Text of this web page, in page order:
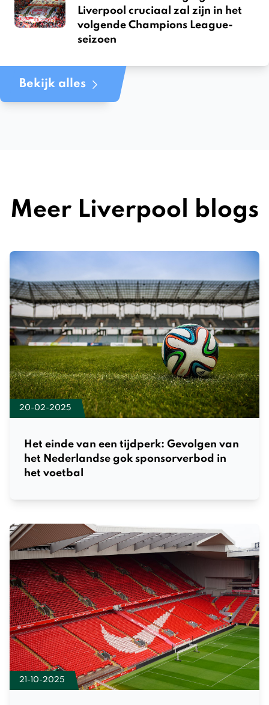
Liverpool cruciaal zal zijn in het
volgende Champions League-
seizoen
Bekijk alles
Meer Liverpool blogs
20-02-2025
Het einde van een tijdperk: Gevolgen van
het Nederlandse gok sponsorverbod in
het voetbal
21-10-2025